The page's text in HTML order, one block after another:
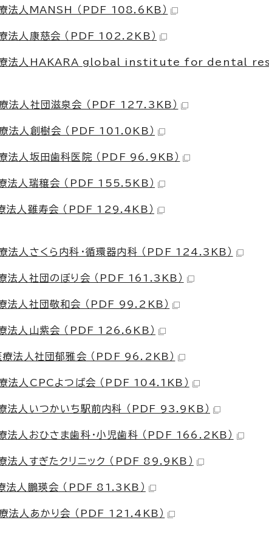
人MANSH （PDF 108.6KB）
人康慈会 （PDF 102.2KB）
療法人HAKARA global institute for dental
人社団滋泉会 （PDF 127.3KB）
人創樹会 （PDF 101.0KB）
人坂田歯科医院 （PDF 96.9KB）
人瑞穣会 （PDF 155.5KB）
人雖寿会 （PDF 129.4KB）
人さくら内科・循環器内科 （PDF 124.3KB）
人社団のぼり会 （PDF 161.3KB）
人社団敬和会 （PDF 99.2KB）
人山紫会 （PDF 126.6KB）
法人社団郁雅会 （PDF 96.2KB）
人CPCよつば会 （PDF 104.1KB）
人いつかいち駅前内科 （PDF 93.9KB）
人おひさま歯科・小児歯科 （PDF 166.2KB）
人すぎたクリニック （PDF 89.9KB）
人鵬瑛会 （PDF 81.3KB）
人あかり会 （PDF 121.4KB）